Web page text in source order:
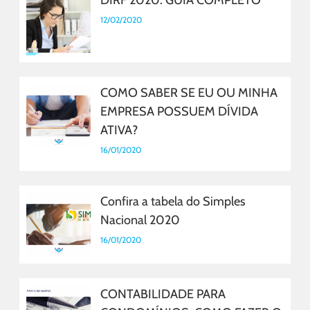
12/02/2020
COMO SABER SE EU OU MINHA
EMPRESA POSSUEM DÍVIDA
ATIVA?
16/01/2020
Confira a tabela do Simples
Nacional 2020
16/01/2020
CONTABILIDADE PARA